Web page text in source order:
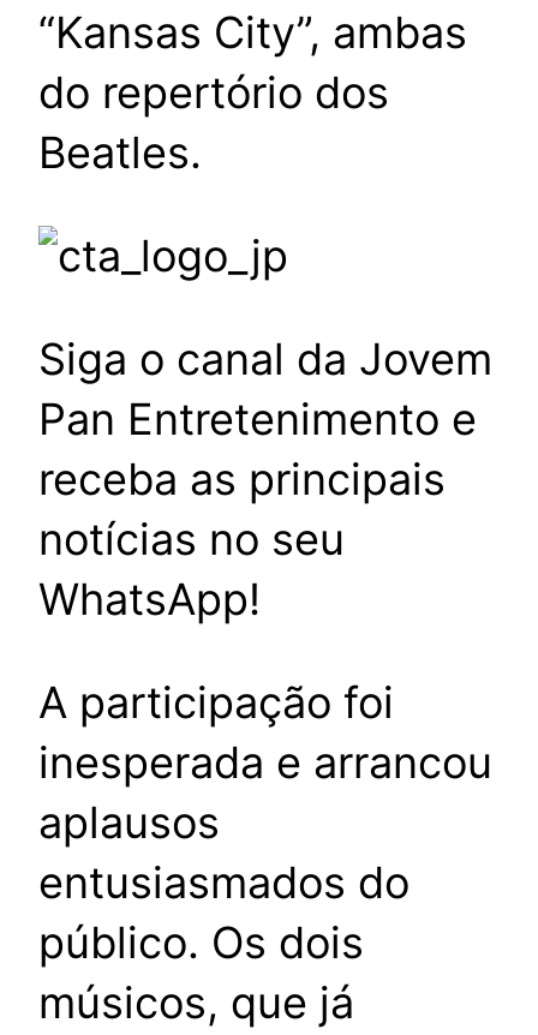
“Kansas City”, ambas
do repertório dos
Beatles.
Siga o canal da Jovem
Pan Entretenimento e
receba as principais
notícias no seu
WhatsApp!
A participação foi
inesperada e arrancou
aplausos
entusiasmados do
público. Os dois
músicos, que já